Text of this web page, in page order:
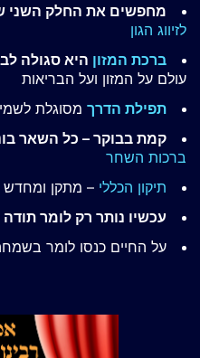
מחפשים את החלק השני
לזיווג הגון
ברכת המזון היא סגולה
עולם על המזון ועל הבריאות
תפילת הדרך מסוגלת
קמת בבוקר – כל השאר
ברכות השחר
תיקון הכללי – מתקן
עכשיו נותר רק לומר
על החיים כנסו לומר